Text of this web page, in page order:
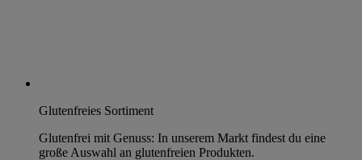
Glutenfreies Sortiment
Glutenfrei mit Genuss: In unserem Markt findest du eine
große Auswahl an glutenfreien Produkten.